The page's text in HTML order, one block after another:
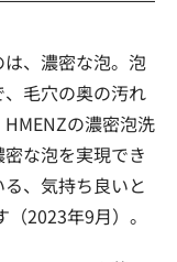
、濃密な泡。泡
毛穴の奥の汚れ
の濃密泡洗
な泡を実現でき
、気持ち良いと
2023年9月）。